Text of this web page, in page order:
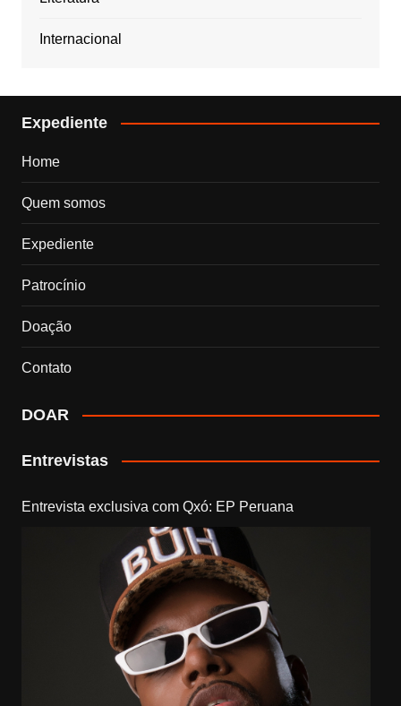
Internacional
Expediente
Home
Quem somos
Expediente
Patrocínio
Doação
Contato
DOAR
Entrevistas
Entrevista exclusiva com Qxó: EP Peruana